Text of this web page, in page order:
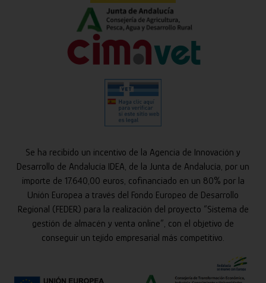
Se ha recibido un incentivo de la Agencia de Innovación y
Desarrollo de Andalucía IDEA, de la Junta de Andalucía, por un
importe de 17.640,00 euros, cofinanciado en un 80% por la
Unión Europea a través del Fondo Europeo de Desarrollo
Regional (FEDER) para la realización del proyecto “Sistema de
gestión de almacén y venta online”, con el objetivo de
conseguir un tejido empresarial más competitivo.